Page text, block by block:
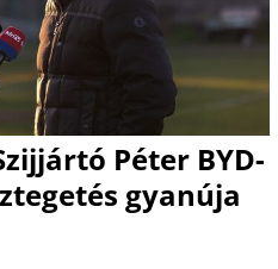
Péter BYD-
gyanúja